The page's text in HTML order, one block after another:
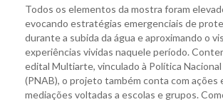
Todos os elementos da mostra foram
evocando estratégias emergenciais de
durante a subida da água e aproximando o
experiências vividas naquele período.
edital Multiarte, vinculado à Política
(PNAB), o projeto também conta com ações
mediações voltadas a escolas e grupos.